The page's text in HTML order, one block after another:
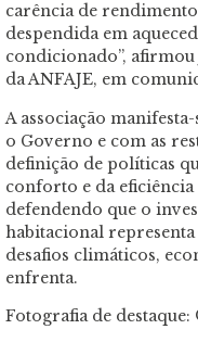
carência de
despendida em
condicionado”,
da ANFAJE, em
A associação
o Governo e com as
definição de políticas
conforto e da
defendendo que o
habitacional representa
desafios climáticos,
enfrenta.
Fotografia de destaque: